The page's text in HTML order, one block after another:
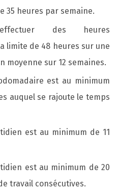
35 heures par semaine.
des heures
limite de 48 heures sur une
moyenne sur 12 semaines.
est au minimum
auquel se rajoute le temps
est au minimum de 11
est au minimum de 20
travail consécutives.